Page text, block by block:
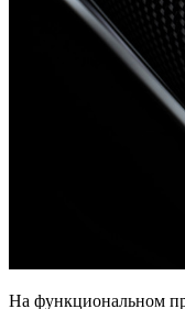
На функциональном